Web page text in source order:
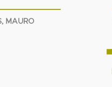
MAURO